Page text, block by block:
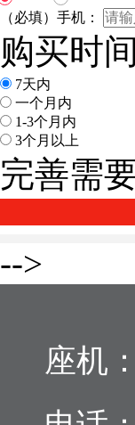
（必填）手机：
购买时间
7天内
一个月内
1-3个月内
3个月以上
完善需
-->
座机：